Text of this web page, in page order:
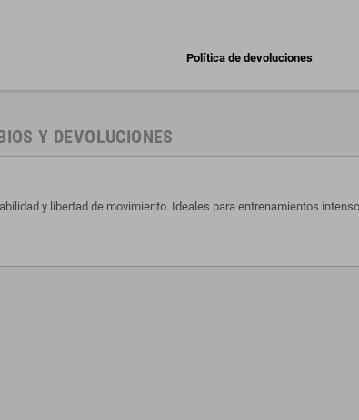
Política de devoluciones
Y DEVOLUCIONES
y libertad de movimiento. Ideales para entrenamientos